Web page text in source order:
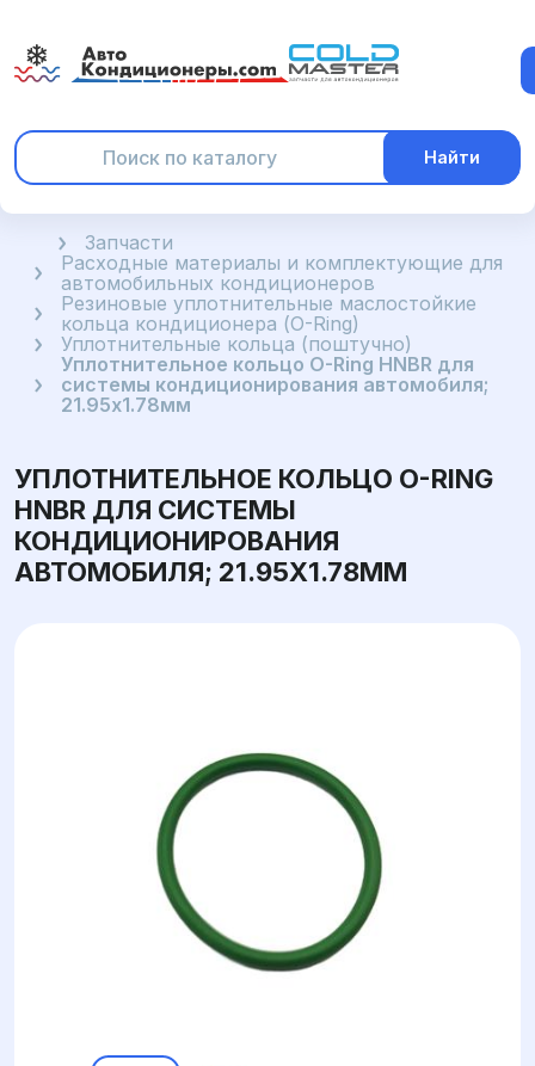
Найти
ГлавнаяЗапчасти
Расходные материалы и комплектующие для
автомобильных кондиционеров
Резиновые уплотнительные маслостойкие
кольца кондиционера (O-Ring)
Уплотнительные кольца (поштучно)
Уплотнительное кольцо O-Ring HNBR для
системы кондиционирования автомобиля;
21.95x1.78мм
УПЛОТНИТЕЛЬНОЕ КОЛЬЦО O-RING
HNBR ДЛЯ СИСТЕМЫ
КОНДИЦИОНИРОВАНИЯ
АВТОМОБИЛЯ; 21.95X1.78ММ